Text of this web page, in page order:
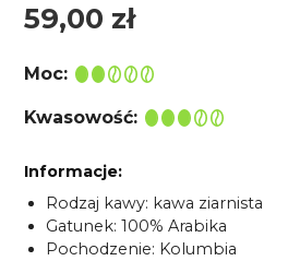
59,00 zł
Moc:
Kwasowość:
Informacje:
Rodzaj kawy: kawa ziarnista
Gatunek: 100% Arabika
Pochodzenie: Kolumbia